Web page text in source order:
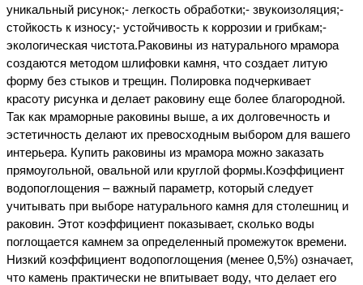
уникальный рисунок;- легкость обработки;- звукоизоляция;-
стойкость к износу;- устойчивость к коррозии и грибкам;-
экологическая чистота.Раковины из натурального мрамора
создаются методом шлифовки камня, что создает литую
форму без стыков и трещин. Полировка подчеркивает
красоту рисунка и делает раковину еще более благородной.
Так как мраморные раковины выше, а их долговечность и
эстетичность делают их превосходным выбором для вашего
интерьера. Купить раковины из мрамора можно заказать
прямоугольной, овальной или круглой формы.Коэффициент
водопоглощения – важный параметр, который следует
учитывать при выборе натурального камня для столешниц и
раковин. Этот коэффициент показывает, сколько воды
поглощается камнем за определенный промежуток времени.
Низкий коэффициент водопоглощения (менее 0,5%) означает,
что камень практически не впитывает воду, что делает его